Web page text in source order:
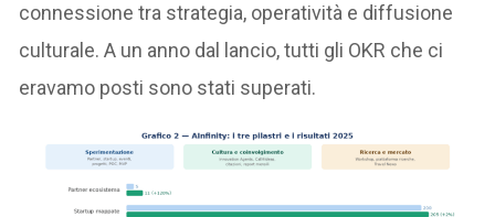
connessione tra strategia, operatività e diffusione
culturale. A un anno dal lancio, tutti gli OKR che ci
eravamo posti sono stati superati.